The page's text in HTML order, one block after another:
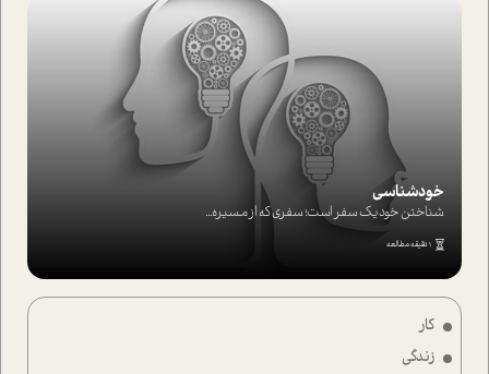
کار
زندگی
خودشناسی
شناختن خود یک سفر است؛ سفری که از مسیره...
1 دقیقه مطالعه